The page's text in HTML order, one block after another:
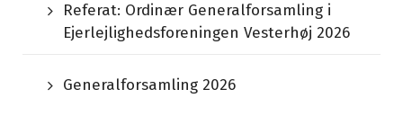
Referat: Ordinær Generalforsamling i
Ejerlejlighedsforeningen Vesterhøj 2026
Generalforsamling 2026